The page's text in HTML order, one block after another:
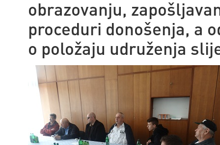
obrazovanju,
proceduri donošenja, a
o položaju udruženja